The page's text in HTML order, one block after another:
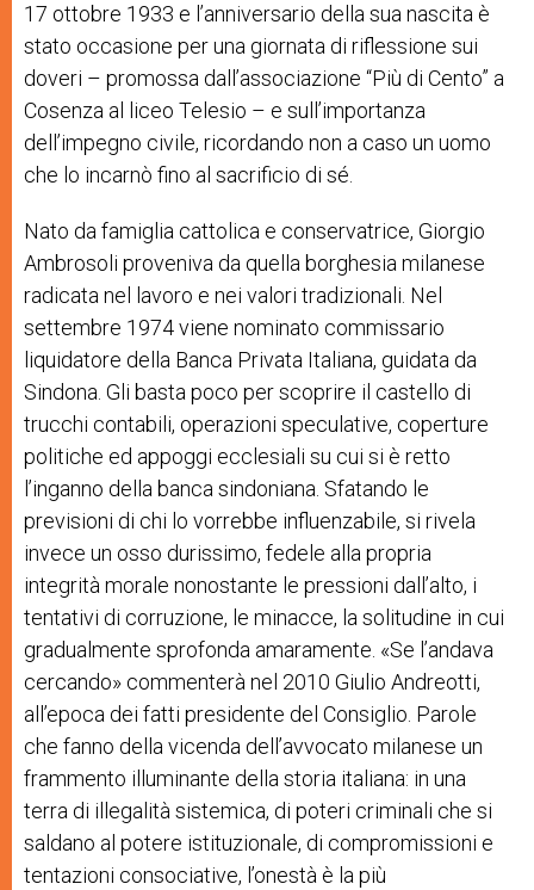
17 ottobre 1933 e l’anniversario della sua nascita è
stato occasione per una giornata di riflessione sui
doveri – promossa dall’associazione “Più di Cento” a
Cosenza al liceo Telesio – e sull’importanza
dell’impegno civile, ricordando non a caso un uomo
che lo incarnò fino al sacrificio di sé.
Nato da famiglia cattolica e conservatrice, Giorgio
Ambrosoli proveniva da quella borghesia milanese
radicata nel lavoro e nei valori tradizionali. Nel
settembre 1974 viene nominato commissario
liquidatore della Banca Privata Italiana, guidata da
Sindona. Gli basta poco per scoprire il castello di
trucchi contabili, operazioni speculative, coperture
politiche ed appoggi ecclesiali su cui si è retto
l’inganno della banca sindoniana. Sfatando le
previsioni di chi lo vorrebbe influenzabile, si rivela
invece un osso durissimo, fedele alla propria
integrità morale nonostante le pressioni dall’alto, i
tentativi di corruzione, le minacce, la solitudine in cui
gradualmente sprofonda amaramente. «Se l’andava
cercando» commenterà nel 2010 Giulio Andreotti,
all’epoca dei fatti presidente del Consiglio. Parole
che fanno della vicenda dell’avvocato milanese un
frammento illuminante della storia italiana: in una
terra di illegalità sistemica, di poteri criminali che si
saldano al potere istituzionale, di compromissioni e
tentazioni consociative, l’onestà è la più